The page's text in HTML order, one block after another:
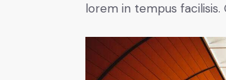
lorem in tempus facilisis.